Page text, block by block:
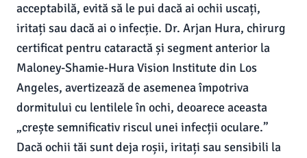
acceptabilă, evită să le pui dacă ai ochii uscați,
iritați sau dacă ai o infecție. Dr. Arjan Hura, chirurg
certificat pentru cataractă și segment anterior la
Maloney-Shamie-Hura Vision Institute din Los
Angeles, avertizează de asemenea împotriva
dormitului cu lentilele în ochi, deoarece aceasta
„crește semnificativ riscul unei infecții oculare.”
Dacă ochii tăi sunt deja roșii, iritați sau sensibili la